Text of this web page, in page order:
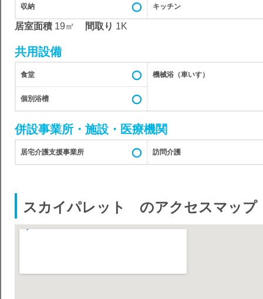
収納 キッチン
居室面積 19㎡ 間取り 1K
共用設備
食堂 機械浴（車いす）
個別浴槽
併設事業所・施設・医療機関
居宅介護支援事業所 訪問介護
スカイパレット のアクセスマップ